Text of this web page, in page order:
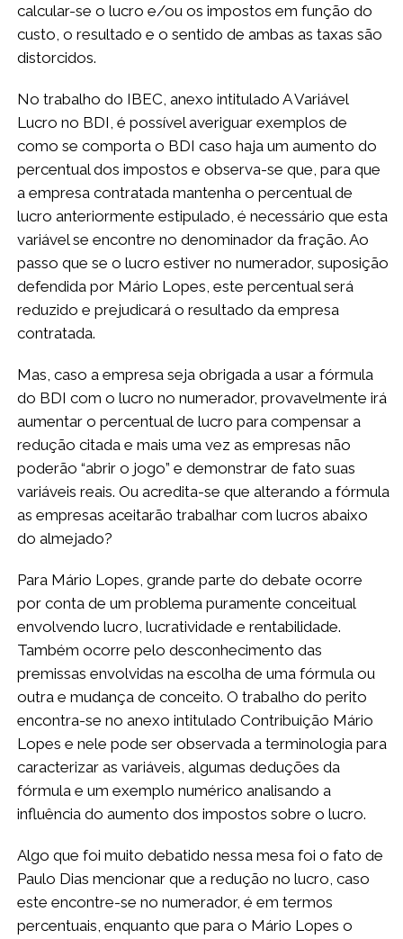
calcular-se o lucro e/ou os impostos em função do
custo, o resultado e o sentido de ambas as taxas são
distorcidos.
No trabalho do IBEC, anexo intitulado A Variável
Lucro no BDI, é possível averiguar exemplos de
como se comporta o BDI caso haja um aumento do
percentual dos impostos e observa-se que, para que
a empresa contratada mantenha o percentual de
lucro anteriormente estipulado, é necessário que esta
variável se encontre no denominador da fração. Ao
passo que se o lucro estiver no numerador, suposição
defendida por Mário Lopes, este percentual será
reduzido e prejudicará o resultado da empresa
contratada.
Mas, caso a empresa seja obrigada a usar a fórmula
do BDI com o lucro no numerador, provavelmente irá
aumentar o percentual de lucro para compensar a
redução citada e mais uma vez as empresas não
poderão “abrir o jogo” e demonstrar de fato suas
variáveis reais. Ou acredita-se que alterando a fórmula
as empresas aceitarão trabalhar com lucros abaixo
do almejado?
Para Mário Lopes, grande parte do debate ocorre
por conta de um problema puramente conceitual
envolvendo lucro, lucratividade e rentabilidade.
Também ocorre pelo desconhecimento das
premissas envolvidas na escolha de uma fórmula ou
outra e mudança de conceito. O trabalho do perito
encontra-se no anexo intitulado Contribuição Mário
Lopes e nele pode ser observada a terminologia para
caracterizar as variáveis, algumas deduções da
fórmula e um exemplo numérico analisando a
influência do aumento dos impostos sobre o lucro.
Algo que foi muito debatido nessa mesa foi o fato de
Paulo Dias mencionar que a redução no lucro, caso
este encontre-se no numerador, é em termos
percentuais, enquanto que para o Mário Lopes o